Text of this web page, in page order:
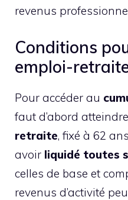
revenus
Conditions
emploi-
Pour accéder au
faut d’abord atteindre
retraite, fixé à 62
avoir liquidé toutes
celles de base et
revenus d’activité